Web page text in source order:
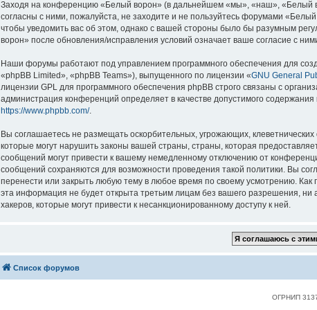
Заходя на конференцию «Белый ворон» (в дальнейшем «мы», «наш», «Белый
согласны с ними, пожалуйста, не заходите и не пользуйтесь форумами
чтобы уведомить вас об этом, однако с вашей стороны было бы разумным
ворон» после обновления/исправления условий означает ваше согласие с
Наши форумы работают под управлением программного обеспечения для
«phpBB Limited», «phpBB Teams»), выпущенного по лицензии «GNU General
лицензии GPL для программного обеспечения phpBB строго связаны с
администрация конференций определяет в качестве допустимого
https://www.phpbb.com/.
Вы соглашаетесь не размещать оскорбительных, угрожающих,
которые могут нарушить законы вашей страны, страны, которая
сообщений могут привести к вашему немедленному отключению от
сообщений сохраняются для возможности проведения такой политики. Вы
перенести или закрыть любую тему в любое время по своему усмотрению.
эта информация не будет открыта третьим лицам без вашего разрешения,
хакеров, которые могут привести к несанкционированному доступу к ней.
Список форумов
ОГРНИП